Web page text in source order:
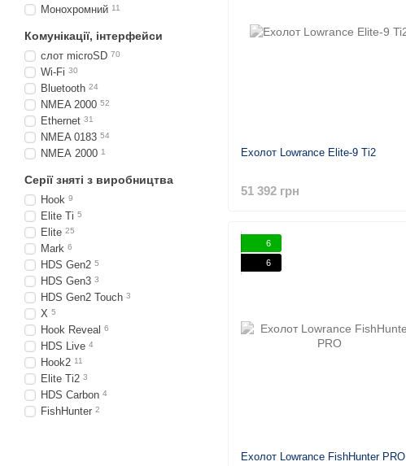
Ехолот Lowrance Elite-9 Ti2
51 392 грн
6
6
Ехолот Lowrance FishHunter PRO
Монохромний 11
Комунікації, інтерфейси
слот microSD 70
Wi-Fi 30
Bluetooth 24
NMEA 2000 52
Ethernet 31
NMEA 0183 54
NMEA 2000 1
Серії зняті з виробництва
Hook 9
Elite Ti 5
Elite 25
Mark 6
HDS Gen2 5
HDS Gen3 3
HDS Gen2 Touch 3
X 5
Hook Reveal 6
HDS Live 4
Hook2 11
Elite Ti2 3
HDS Carbon 4
FishHunter 2